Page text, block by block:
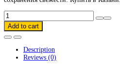
Мойва
quantity
Add to cart
Description
Reviews (0)